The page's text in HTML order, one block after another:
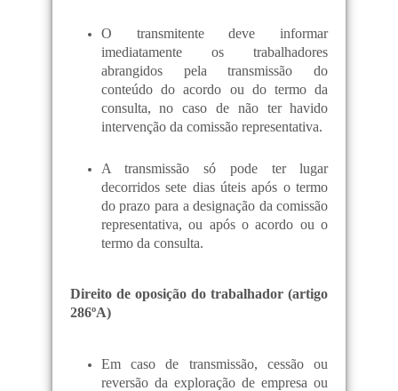
O transmitente deve informar
imediatamente os trabalhadores
abrangidos pela transmissão do
conteúdo do acordo ou do termo da
consulta, no caso de não ter havido
intervenção da comissão representativa.
A transmissão só pode ter lugar
decorridos sete dias úteis após o termo
do prazo para a designação da comissão
representativa, ou após o acordo ou o
termo da consulta.
Direito de oposição do trabalhador (artigo
286ºA)
Em caso de transmissão, cessão ou
reversão da exploração de empresa ou